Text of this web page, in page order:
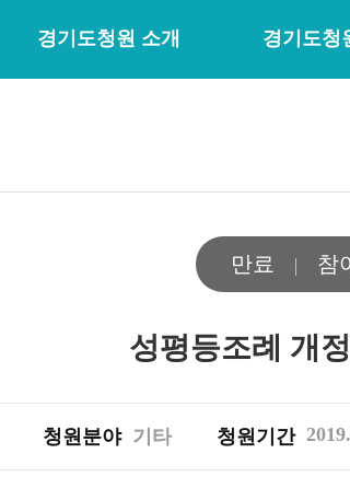
경기도청원 소개 경기도청
만료 참
성평등조례 개
청원분야 기타 청원기간